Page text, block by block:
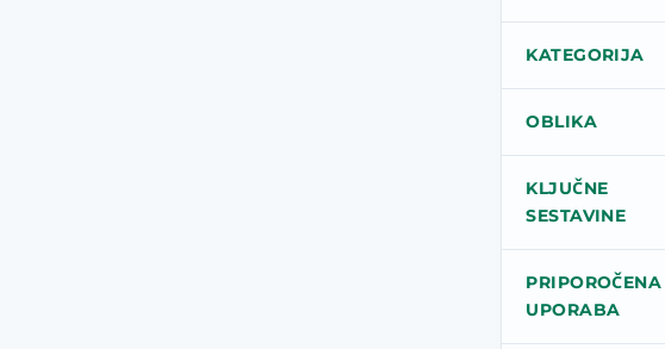
KATEGORIJA
OBLIKA
KLJUČNE
SESTAVINE
PRIPOROČENA
UPORABA